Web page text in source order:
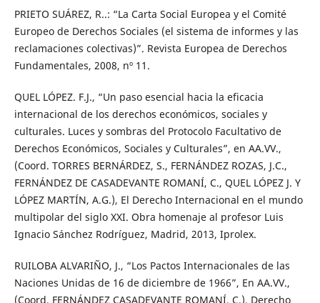
PRIETO SUÁREZ, R..: “La Carta Social Europea y el Comité
Europeo de Derechos Sociales (el sistema de informes y las
reclamaciones colectivas)”. Revista Europea de Derechos
Fundamentales, 2008, nº 11.
QUEL LÓPEZ. F.J., “Un paso esencial hacia la eficacia
internacional de los derechos económicos, sociales y
culturales. Luces y sombras del Protocolo Facultativo de
Derechos Económicos, Sociales y Culturales”, en AA.VV.,
(Coord. TORRES BERNÁRDEZ, S., FERNÁNDEZ ROZAS, J.C.,
FERNÁNDEZ DE CASADEVANTE ROMANÍ, C., QUEL LÓPEZ J. Y
LÓPEZ MARTÍN, A.G.), El Derecho Internacional en el mundo
multipolar del siglo XXI. Obra homenaje al profesor Luis
Ignacio Sánchez Rodríguez, Madrid, 2013, Iprolex.
RUILOBA ALVARIÑO, J., “Los Pactos Internacionales de las
Naciones Unidas de 16 de diciembre de 1966”, En AA.VV.,
(Coord. FERNÁNDEZ CASADEVANTE ROMANÍ, C.), Derecho